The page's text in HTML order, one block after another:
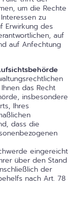
um die Rechte
zu
Erwirkung des
auf
auf Anfechtung
das Recht
insbesondere
Ihres
dass die
eingereicht
über den Stand
der
nach Art. 78